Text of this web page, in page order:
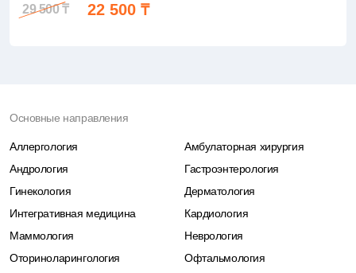
29 500 ₸ 22 500 ₸
Основные направления
Аллергология
Амбулаторная хирургия
Андрология
Гастроэнтерология
Гинекология
Дерматология
Интегративная медицина
Кардиология
Маммология
Неврология
Оториноларингология
Офтальмология